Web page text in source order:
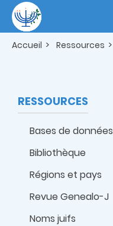
contenu
principal
Accueil Ressources
RESSOURCES
Bases de données
Bibliothèque
Régions et pays
Revue Genealo-J
Noms juifs